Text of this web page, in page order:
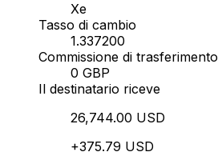
Xe
Tasso di cambio
1.337200
Commissione di trasferimento
0 GBP
Il destinatario riceve
26,744.00 USD
+375.79 USD